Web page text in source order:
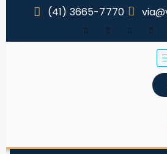
(41) 3665-7770